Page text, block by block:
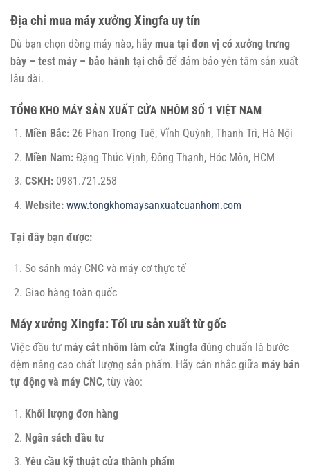
Địa chỉ mua máy xưởng Xingfa uy tín
Dù bạn chọn dòng máy nào, hãy mua tại đơn vị có xưởng trưng
bày – test máy – bảo hành tại chỗ để đảm bảo yên tâm sản xuất
lâu dài.
TỔNG KHO MÁY SẢN XUẤT CỬA NHÔM SỐ 1 VIỆT NAM
Miền Bắc:26 Phan Trọng Tuệ, Vĩnh Quỳnh, Thanh Trì, Hà Nội
Miền Nam:Đặng Thúc Vịnh, Đông Thạnh, Hóc Môn, HCM
CSKH:0981.721.258
Website: www.tongkhomaysanxuatcuanhom.com
Tại đây bạn được:
So sánh máy CNC và máy cơ thực tế
Giao hàng toàn quốc
Máy xưởng Xingfa: Tối ưu sản xuất từ gốc
Việc đầu tư máy cắt nhôm làm cửa Xingfa đúng chuẩn là bước
đệm nâng cao chất lượng sản phẩm. Hãy cân nhắc giữa máy bán
tự động và máy CNC, tùy vào:
Khối lượng đơn hàng
Ngân sách đầu tư
Yêu cầu kỹ thuật cửa thành phẩm